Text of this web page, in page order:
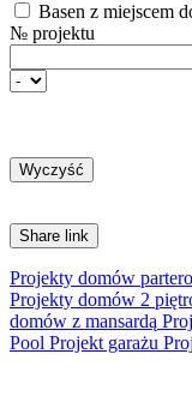
Basen z miejscem
№ projektu
Share link
Projekty domów
Projekty domów 2
domów z mansardą
Pool Projekt garażu